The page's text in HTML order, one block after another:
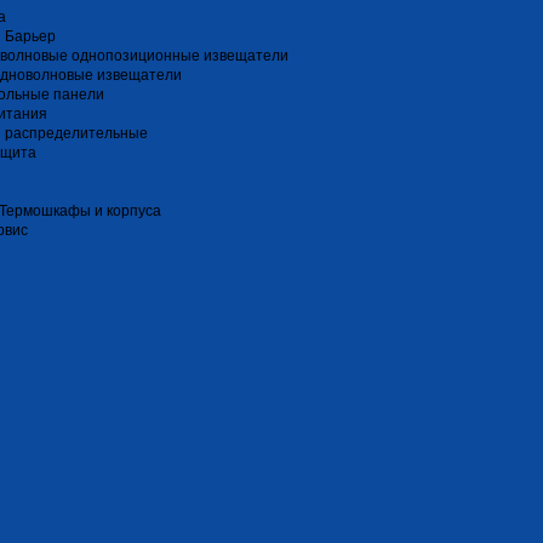
однопозиционные извещатели
извещатели
панели
распределительные
и корпуса